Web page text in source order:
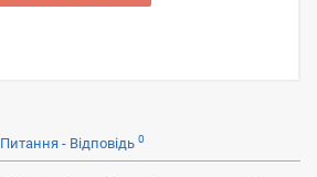
Питання - Відповідь 0